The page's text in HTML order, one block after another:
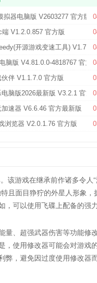
拟器电脑版 V2603277 官方版
端 V1.2.0.857 官方版
开源游戏变速工具) V1.7.9
脑版 V4.81.0.0-4818767 官方
伴 V1.1.7.0 官方版
脑版2026最新版 V3.2.1 官方
速器 V6.6.46 官方最新版
浏览器 V2.0.1.76 官方版
该游戏在继承前作诸多令人
且面目狰狞的外星人形象，
，可以使用飞碟上配备的强
、超强武器伤害等功能修
，使用修改器可能会对游戏
弊，避免因过度使用修改器